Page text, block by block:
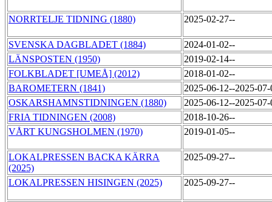
NORRTELJE TIDNING (1880) 2025-02-27--
SVENSKA DAGBLADET (1884)
2024-01-02--
LÄNSPOSTEN (1950)
2019-02-14--
FOLKBLADET [UMEÅ] (2012)
2018-01-02--
BAROMETERN (1841)
2025-06-12--2025-
OSKARSHAMNSTIDNINGEN (1880)
2025-06-12--2025-
FRIA TIDNINGEN (2008)
2018-10-26--
VÅRT KUNGSHOLMEN (1970)
2019-01-05--
LOKALPRESSEN BACKA KÄRRA
(2025)
2025-09-27--
LOKALPRESSEN HISINGEN (2025) 2025-09-27--